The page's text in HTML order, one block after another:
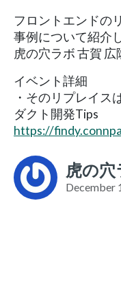
フロントエンドの
事例について紹介
虎の穴ラボ 古賀 広
イベント詳細
・そのリプレイス
ダクト開発Tips
https://
虎の
December